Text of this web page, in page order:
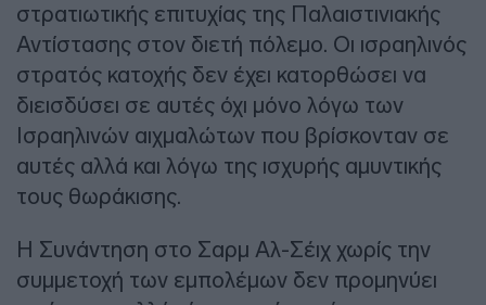
στρατιωτικής επιτυχίας της Παλαιστινιακής
Αντίστασης στον διετή πόλεμο. Οι ισραηλινός
στρατός κατοχής δεν έχει κατορθώσει να
διεισδύσει σε αυτές όχι μόνο λόγω των
Ισραηλινών αιχμαλώτων που βρίσκονταν σε
αυτές αλλά και λόγω της ισχυρής αμυντικής
τους θωράκισης.
Η Συνάντηση στο Σαρμ Αλ-Σέιχ χωρίς την
συμμετοχή των εμπολέμων δεν προμηνύει